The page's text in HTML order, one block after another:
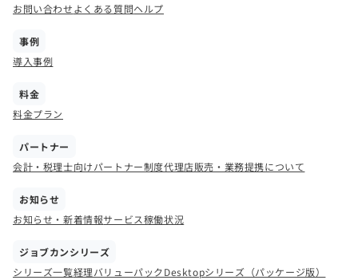
お問い合わせよくある質問ヘルプ
事例
導入事例
料金
料金プラン
パートナー
会計・税理士向けパートナー制度代理店販売・業務提携について
お知らせ
お知らせ・新着情報サービス稼働状況
ジョブカンシリーズ
シリーズ一覧経理バリューパックDesktopシリーズ（パッケージ版）